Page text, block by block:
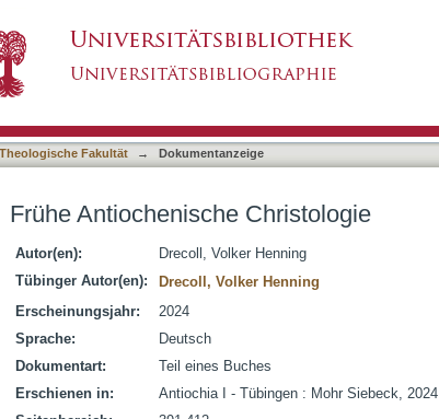
Fakultät → Dokumentanzeige
Frühe Antiochenische Christologie
Autor(en):
Drecoll, Volker Henning
Tübinger Autor(en):
Drecoll, Volker Henning
Erscheinungsjahr:
2024
Sprache:
Deutsch
Dokumentart:
Teil eines Buches
Erschienen in:
Antiochia I - Tübingen : Mohr Siebeck, 2024